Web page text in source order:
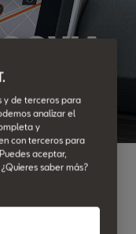
y de terceros para
analizar el
y
con terceros para
aceptar,
saber más?